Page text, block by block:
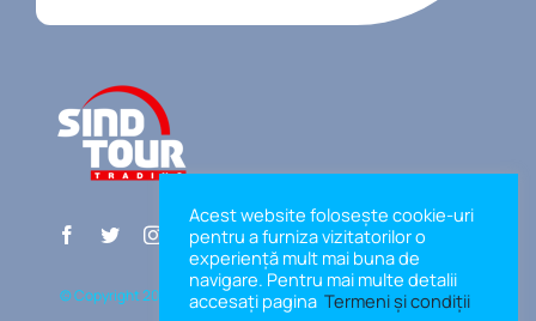
© Copyright 2026 | Sind Tour Trading | powered by PQN Partner
Acest website folosește cookie-uri
pentru a furniza vizitatorilor o
experiență mult mai buna de
navigare. Pentru mai multe detalii
accesați pagina Termeni și condiții